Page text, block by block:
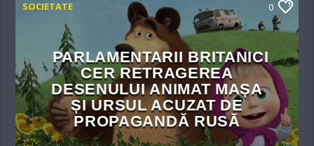
SOCIETATE 0
PARLAMENTARII BRITANICI
CER RETRAGEREA
DESENULUI ANIMAT MAȘA
ȘI URSUL ACUZAT DE
PROPAGANDĂ RUSĂ